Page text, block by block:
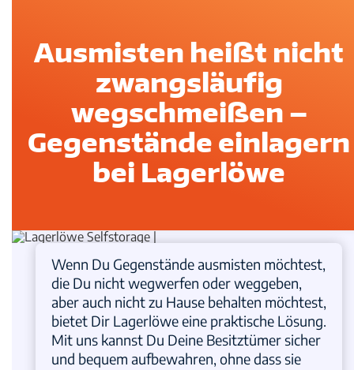
Ausmisten heißt nicht
zwangsläufig
wegschmeißen –
Gegenstände einlagern
bei Lagerlöwe
Wenn Du Gegenstände ausmisten möchtest,
die Du nicht wegwerfen oder weggeben,
aber auch nicht zu Hause behalten möchtest,
bietet Dir Lagerlöwe eine praktische Lösung.
Mit uns kannst Du Deine Besitztümer sicher
und bequem aufbewahren, ohne dass sie